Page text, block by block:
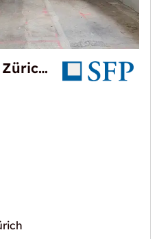
120m2 Lagerraum Zürich - Am Wasser 161